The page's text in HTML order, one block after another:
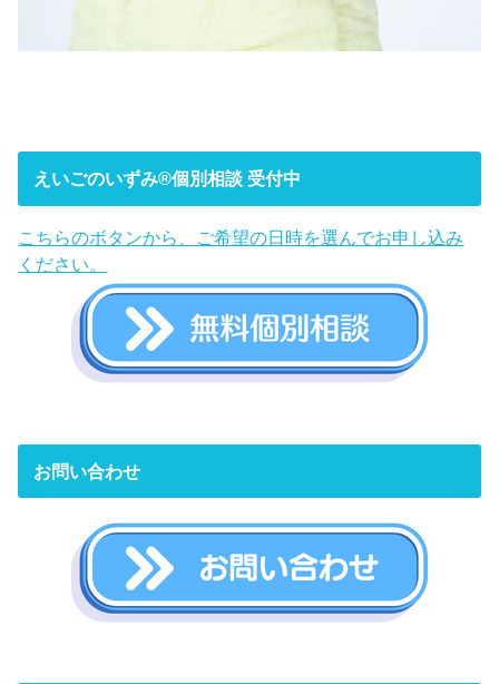
えいごのいずみ®︎個別相談 受付中
こちらのボタンから、ご希望の日時を選んでお申し込み
ください。
お問い合わせ